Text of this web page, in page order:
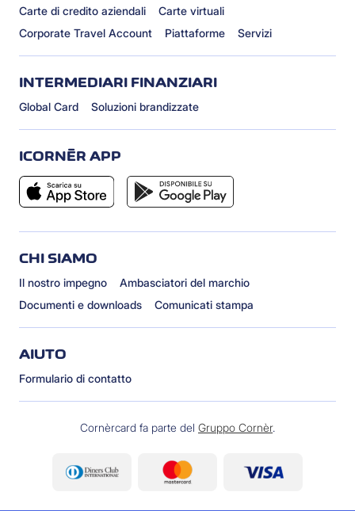
Carte di credito aziendali
Carte virtuali
Corporate Travel Account
Piattaforme Servizi
INTERMEDIARI FINANZIARI
Global Card Soluzioni brandizzate
ICORNÈR APP
CHI SIAMO
Il nostro impegno
Ambasciatori del marchio
Documenti e downloads
Comunicati stampa
AIUTO
Formulario di contatto
Cornèrcard fa parte del Gruppo Cornèr.